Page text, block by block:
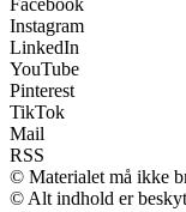
Instagram
LinkedIn
YouTube
Pinterest
TikTok
Mail
RSS
© Materialet må ikke
© Alt indhold er